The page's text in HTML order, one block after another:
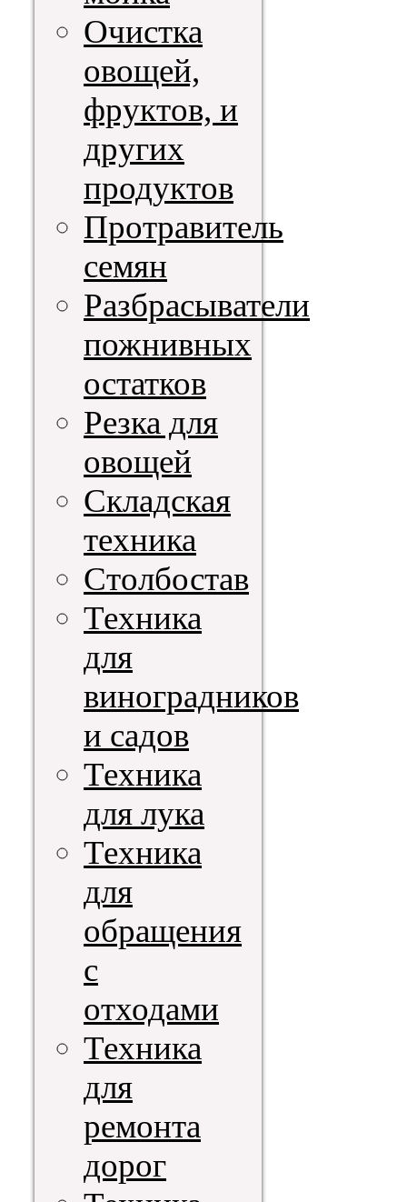
Очистка
овощей,
фруктов, и
других
продуктов
Протравитель
семян
Разбрасыватели
пожнивных
остатков
Резка для
овощей
Складская
техника
Столбостав
Техника
для
виноградников
и садов
Техника
для лука
Техника
для
обращения
с
отходами
Техника
для
ремонта
дорог